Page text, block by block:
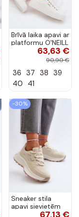
Brīvā laika apavi ar
platformu O'NEILL
SPINNA C INOMEN
baltā krāsā
63,63 €
90,90 €
36 37 38 39
40 41
-30%
Sneaker stila
apavi sievietēm
HI-POLY SYSTEM
67,13 €